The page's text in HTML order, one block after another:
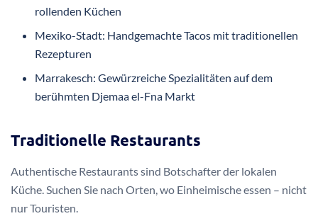
rollenden Küchen
Mexiko-Stadt: Handgemachte Tacos mit traditionellen
Rezepturen
Marrakesch: Gewürzreiche Spezialitäten auf dem
berühmten Djemaa el-Fna Markt
Traditionelle Restaurants
Authentische Restaurants sind Botschafter der lokalen
Küche. Suchen Sie nach Orten, wo Einheimische essen – nicht
nur Touristen.